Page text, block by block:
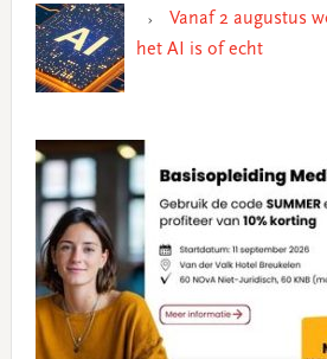
Vanaf 2 augustus
het AI is of echt